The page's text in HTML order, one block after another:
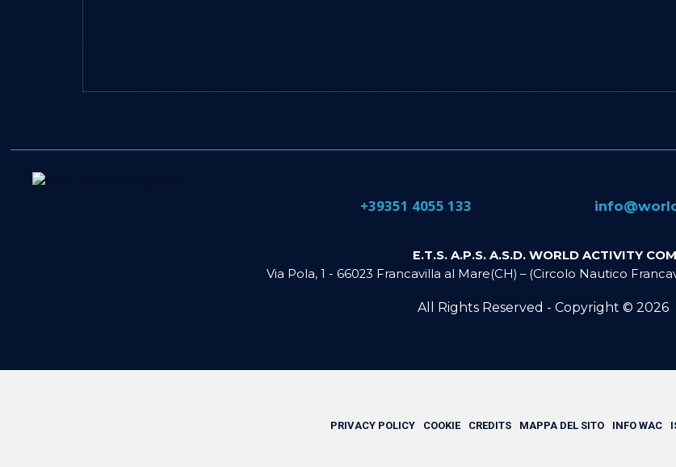
​+39351 4055 133
E.T.S. A.P.S. A.S.D. WORLD ACTIVITY COM
Via Pola, 1 - 66023 Francavilla al Mare(CH) – (Circolo Nautico
All Rights Reserved - Copyright © 2026
PRIVACY POLICY COOKIE CREDITS MAPPA DEL SITO INFO WAC